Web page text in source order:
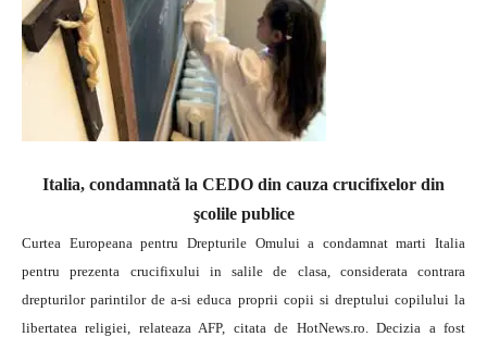
Italia, condamnată la CEDO din cauza crucifixelor din
şcolile publice
Curtea Europeana pentru Drepturile Omului a condamnat marti Italia
pentru prezenta crucifixului in salile de clasa, considerata contrara
drepturilor parintilor de a-si educa proprii copii si dreptului copilului la
libertatea religiei, relateaza AFP, citata de HotNews.ro.Decizia a fost